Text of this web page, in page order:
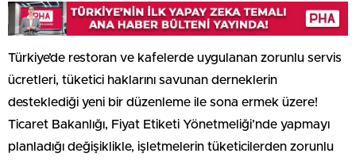
Türkiye’de restoran ve kafelerde uygulanan zorunlu servis
ücretleri, tüketici haklarını savunan derneklerin
desteklediği yeni bir düzenleme ile sona ermek üzere!
Ticaret Bakanlığı, Fiyat Etiketi Yönetmeliği’nde yapmayı
planladığı değişiklikle, işletmelerin tüketicilerden zorunlu